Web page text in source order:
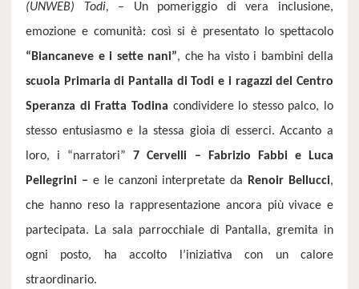
(UNWEB) Todi, – Un pomeriggio di vera inclusione,
emozione e comunità: così si è presentato lo spettacolo
“Biancaneve e i sette nani”, che ha visto i bambini della
scuola Primaria di Pantalla di Todi e i ragazzi del Centro
Speranza di Fratta Todina condividere lo stesso palco, lo
stesso entusiasmo e la stessa gioia di esserci. Accanto a
loro, i “narratori”7 Cervelli – Fabrizio Fabbi e Luca
Pellegrini – e le canzoni interpretate da Renoir Bellucci,
che hanno reso la rappresentazione ancora più vivace e
partecipata. La sala parrocchiale di Pantalla, gremita in
ogni posto, ha accolto l’iniziativa con un calore
straordinario.